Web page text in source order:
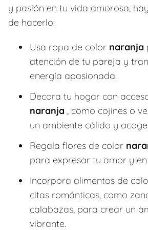
y pasión en tu vida amorosa,
de hacerlo:
Usa ropa de color naranja
atención de tu pareja y
energía apasionada.
Decora tu hogar con
naranja , como cojines o
un ambiente cálido y
Regala flores de color
para expresar tu amor y
Incorpora alimentos de
citas románticas, como
calabazas, para crear un
vibrante.